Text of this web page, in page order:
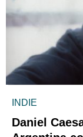
INDIE
Daniel